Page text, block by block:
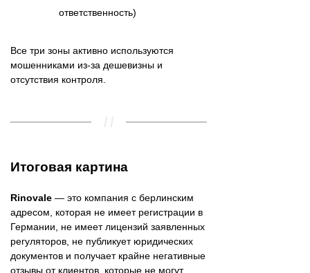
ответственность)
Все три зоны активно используются
мошенниками из-за дешевизны и
отсутствия контроля.
Итоговая картина
Rinovale — это компания с берлинским
адресом, которая не имеет регистрации в
Германии, не имеет лицензий заявленных
регуляторов, не публикует юридических
документов и получает крайне негативные
отзывы от клиентов, которые не могут